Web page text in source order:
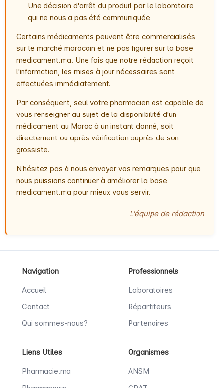
Une décision d'arrêt du produit par le laboratoire
qui ne nous a pas été communiquée
Certains médicaments peuvent être commercialisés
sur le marché marocain et ne pas figurer sur la base
medicament.ma. Une fois que notre rédaction reçoit
l'information, les mises à jour nécessaires sont
effectuées immédiatement.
Par conséquent, seul votre pharmacien est capable de
vous renseigner au sujet de la disponibilité d'un
médicament au Maroc à un instant donné, soit
directement ou après vérification auprès de son
grossiste.
N'hésitez pas à nous envoyer vos remarques pour que
nous puissions continuer à améliorer la base
medicament.ma pour mieux vous servir.
L'équipe de rédaction
Navigation
Accueil
Contact
Qui sommes-nous?
Professionnels
Laboratoires
Répartiteurs
Partenaires
Liens Utiles
Pharmacie.ma
Organismes
ANSM